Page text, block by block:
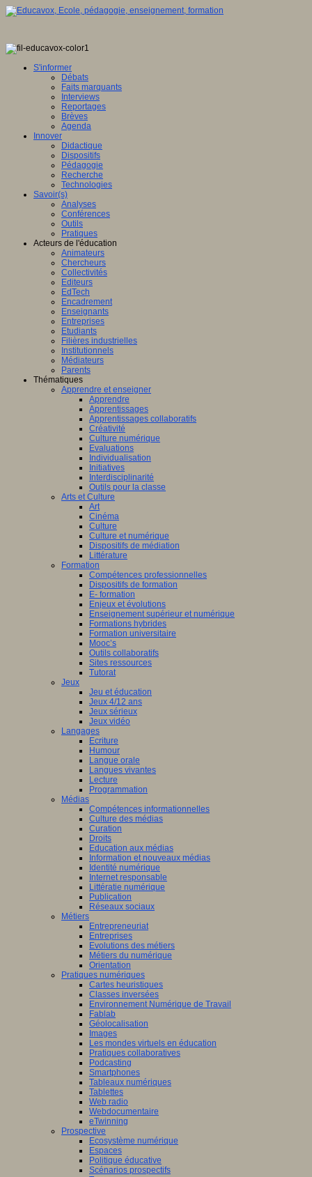
S'informer
Débats
Faits marquants
Interviews
Reportages
Brèves
Agenda
Innover
Didactique
Dispositifs
Pédagogie
Recherche
Technologies
Savoir(s)
Analyses
Conférences
Outils
Pratiques
Acteurs de l'éducation
Animateurs
Chercheurs
Collectivités
Editeurs
EdTech
Encadrement
Enseignants
Entreprises
Etudiants
Filières industrielles
Institutionnels
Médiateurs
Parents
Thématiques
Apprendre et enseigner
Apprendre
Apprentissages
Apprentissages collaboratifs
Créativité
Culture numérique
Evaluations
Individualisation
Initiatives
Interdisciplinarité
Outils pour la classe
Arts et Culture
Art
Cinéma
Culture
Culture et numérique
Dispositifs de médiation
Littérature
Formation
Compétences professionnelles
Dispositifs de formation
E- formation
Enjeux et évolutions
Enseignement supérieur et numérique
Formations hybrides
Formation universitaire
Mooc’s
Outils collaboratifs
Sites ressources
Tutorat
Jeux
Jeu et éducation
Jeux 4/12 ans
Jeux sérieux
Jeux vidéo
Langages
Ecriture
Humour
Langue orale
Langues vivantes
Lecture
Programmation
Médias
Compétences informationnelles
Culture des médias
Curation
Droits
Education aux médias
Information et nouveaux médias
Identité numérique
Internet responsable
Littératie numérique
Publication
Réseaux sociaux
Métiers
Entrepreneuriat
Entreprises
Evolutions des métiers
Métiers du numérique
Orientation
Pratiques numériques
Cartes heuristiques
Classes inversées
Environnement Numérique de Travail
Fablab
Géolocalisation
Images
Les mondes virtuels en éducation
Pratiques collaboratives
Podcasting
Smartphones
Tableaux numériques
Tablettes
Web radio
Webdocumentaire
eTwinning
Prospective
Ecosystème numérique
Espaces
Politique éducative
Scénarios prospectifs